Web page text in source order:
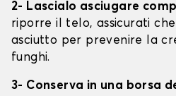
2- Lascialo asciugare
riporre il telo, assicurati
asciutto per prevenire la
funghi.
3- Conserva in una borsa